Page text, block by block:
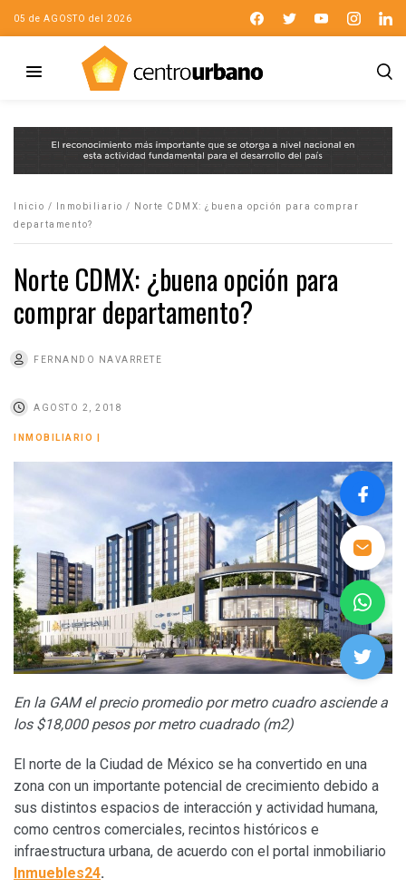
05 de AGOSTO del 2026
Inicio / Inmobiliario /
Norte CDMX: ¿buena opción para comprar
departamento?
Norte CDMX: ¿buena opción para
comprar departamento?
FERNANDO NAVARRETE
AGOSTO 2, 2018
INMOBILIARIO
En la GAM el precio promedio por metro cuadro asciende a
los $18,000 pesos por metro cuadrado (m2)
El norte de la Ciudad de México se ha convertido en una
zona con un importante potencial de crecimiento debido a
sus distintos espacios de interacción y actividad humana,
como centros comerciales, recintos históricos e
infraestructura urbana, de acuerdo con el portal inmobiliario
Inmuebles24.